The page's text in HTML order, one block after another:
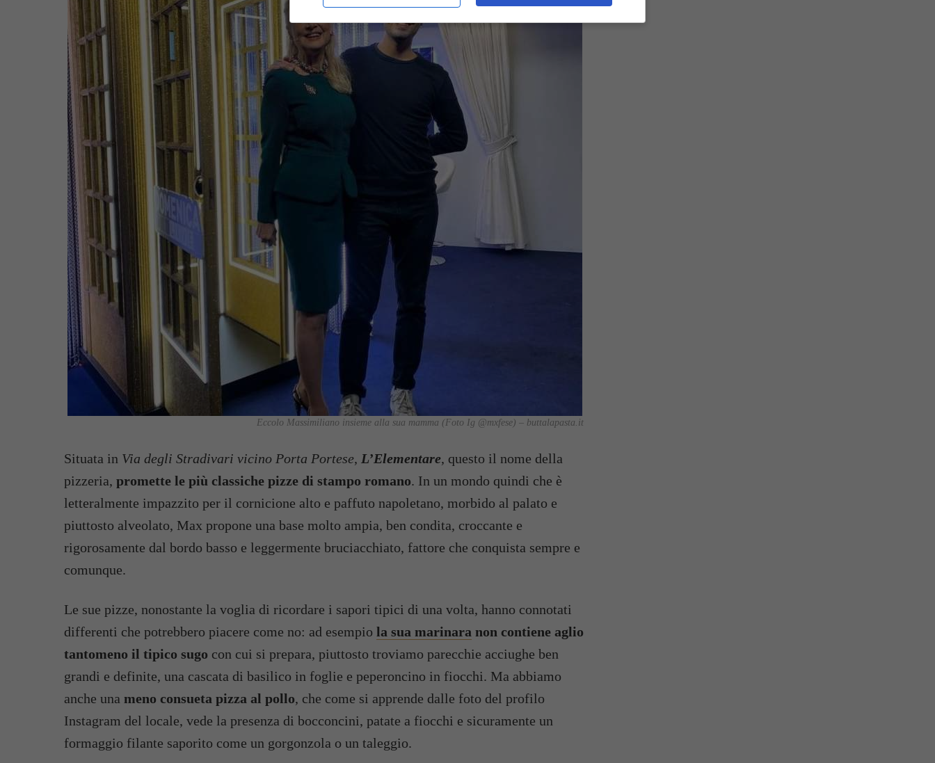
Eccolo Massimiliano insieme alla sua mamma (Foto Ig @mxfese) – buttalapasta.it
Situata in Via degli Stradivari vicino Porta Portese, L’Elementare, questo il nome della
pizzeria, promette le più classiche pizze di stampo romano. In un mondo quindi che è
letteralmente impazzito per il cornicione alto e paffuto napoletano, morbido al palato e
piuttosto alveolato, Max propone una base molto ampia, ben condita, croccante e
rigorosamente dal bordo basso e leggermente bruciacchiato, fattore che conquista sempre e
comunque.
Le sue pizze, nonostante la voglia di ricordare i sapori tipici di una volta, hanno connotati
differenti che potrebbero piacere come no: ad esempio la sua marinara non contiene aglio
tantomeno il tipico sugo con cui si prepara, piuttosto troviamo parecchie acciughe ben
grandi e definite, una cascata di basilico in foglie e peperoncino in fiocchi. Ma abbiamo
anche una meno consueta pizza al pollo, che come si apprende dalle foto del profilo
Instagram del locale, vede la presenza di bocconcini, patate a fiocchi e sicuramente un
formaggio filante saporito come un gorgonzola o un taleggio.